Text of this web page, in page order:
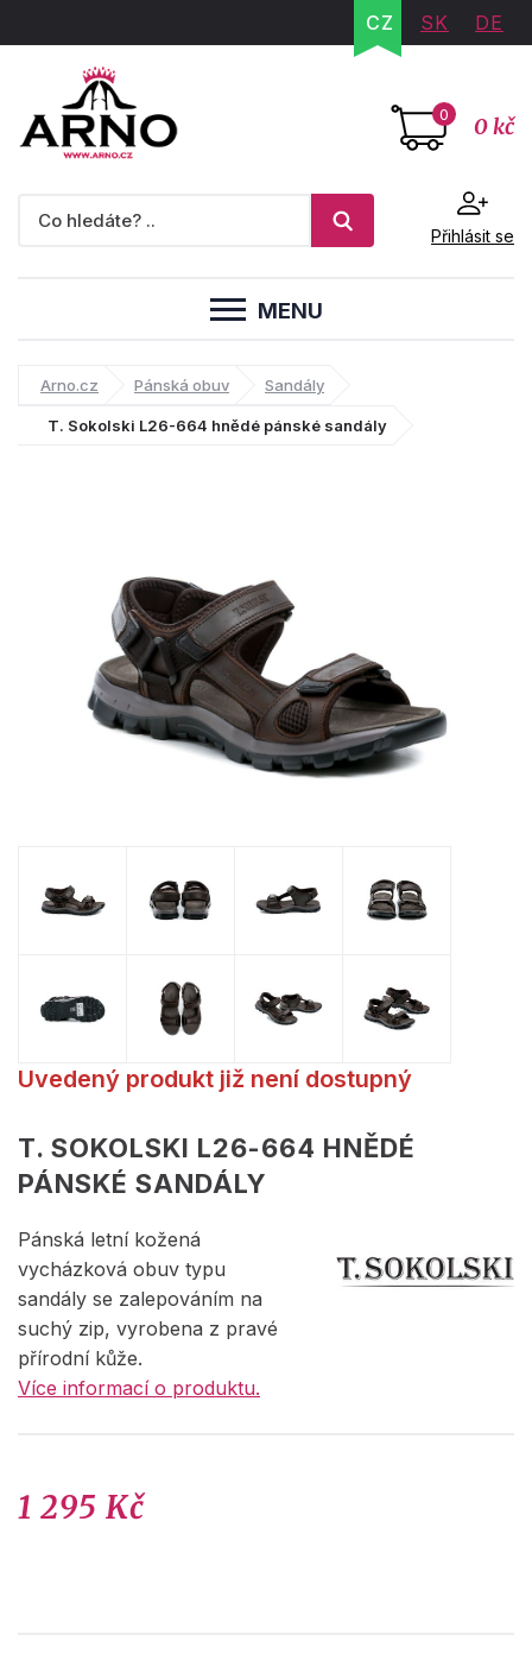
CZ SK DE
0 0 kč
Přihlásit se
MENU
Arno.cz Pánská obuv Sandály
T. Sokolski L26-664 hnědé pánské sandály
Uvedený produkt již není dostupný
T. SOKOLSKI L26-664 HNĚDÉ
PÁNSKÉ SANDÁLY
Pánská letní kožená
vycházková obuv typu
sandály se zalepováním na
suchý zip, vyrobena z pravé
přírodní kůže.
Více informací o produktu.
1 295 Kč